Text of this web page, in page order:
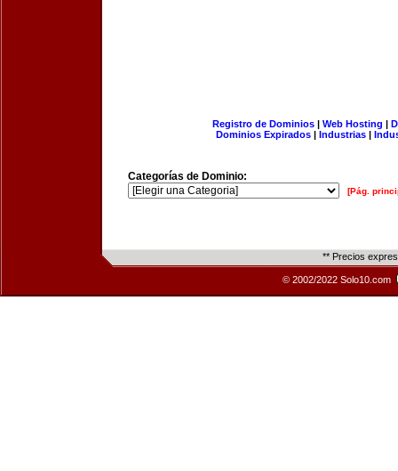
Registro de Dominios| Web Hosting |
Dominios Expirados | Industrias |
Categorías de Dominio:
[Pág.
** Precios
© 2002/2022 Solo10.com